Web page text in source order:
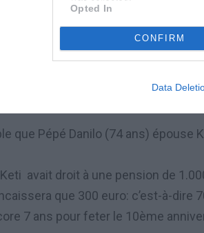
Opted In
CONFIRM
Data
nouvelles règles étudiées par le
(ou mèmère) s’est marié à 70
qui a plus de 20 ans en moins,
pour chaque anno di matrimonio
que Pépé Danilo (74 ans) épouse
avait droit à une pension de
que 300 euro: c’est-à-dire
7 ans pour feter le 10ème